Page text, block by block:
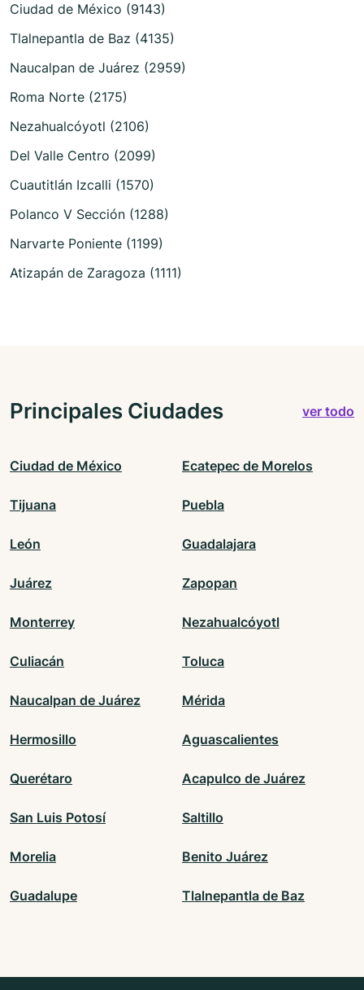
Ciudad de México (9143)
Tlalnepantla de Baz (4135)
Naucalpan de Juárez (2959)
Roma Norte (2175)
Nezahualcóyotl (2106)
Del Valle Centro (2099)
Cuautitlán Izcalli (1570)
Polanco V Sección (1288)
Narvarte Poniente (1199)
Atizapán de Zaragoza (1111)
Principales Ciudades ver todo
Ciudad de México Ecatepec de Morelos
Tijuana Puebla
León Guadalajara
Juárez Zapopan
Monterrey Nezahualcóyotl
Culiacán Toluca
Naucalpan de Juárez Mérida
Hermosillo Aguascalientes
Querétaro Acapulco de Juárez
San Luis Potosí Saltillo
Morelia Benito Juárez
Guadalupe Tlalnepantla de Baz